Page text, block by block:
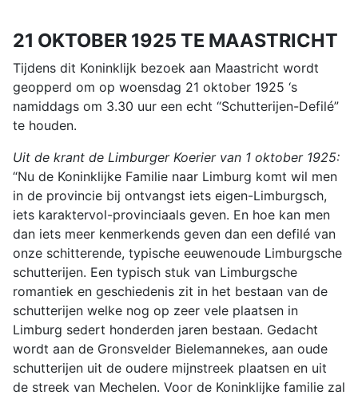
21 OKTOBER 1925 TE MAASTRICHT
Tijdens dit Koninklijk bezoek aan Maastricht wordt
geopperd om op woensdag 21 oktober 1925 ‘s
namiddags om 3.30 uur een echt “Schutterijen-Defilé”
te houden.
Uit de krant de Limburger Koerier van 1 oktober 1925:
“Nu de Koninklijke Familie naar Limburg komt wil men
in de provincie bij ontvangst iets eigen-Limburgsch,
iets karaktervol-provinciaals geven. En hoe kan men
dan iets meer kenmerkends geven dan een defilé van
onze schitterende, typische eeuwenoude Limburgsche
schutterijen. Een typisch stuk van Limburgsche
romantiek en geschiedenis zit in het bestaan van de
schutterijen welke nog op zeer vele plaatsen in
Limburg sedert honderden jaren bestaan. Gedacht
wordt aan de Gronsvelder Bielemannekes, aan oude
schutterijen uit de oudere mijnstreek plaatsen en uit
de streek van Mechelen. Voor de Koninklijke familie zal